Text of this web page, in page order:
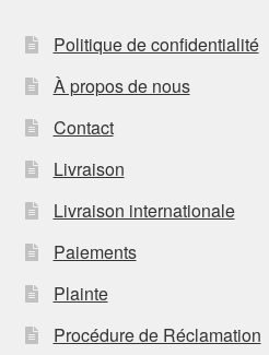
Politique de confidentialité
À propos de nous
Contact
Livraison
Livraison internationale
Paiements
Plainte
Procédure de Réclamation